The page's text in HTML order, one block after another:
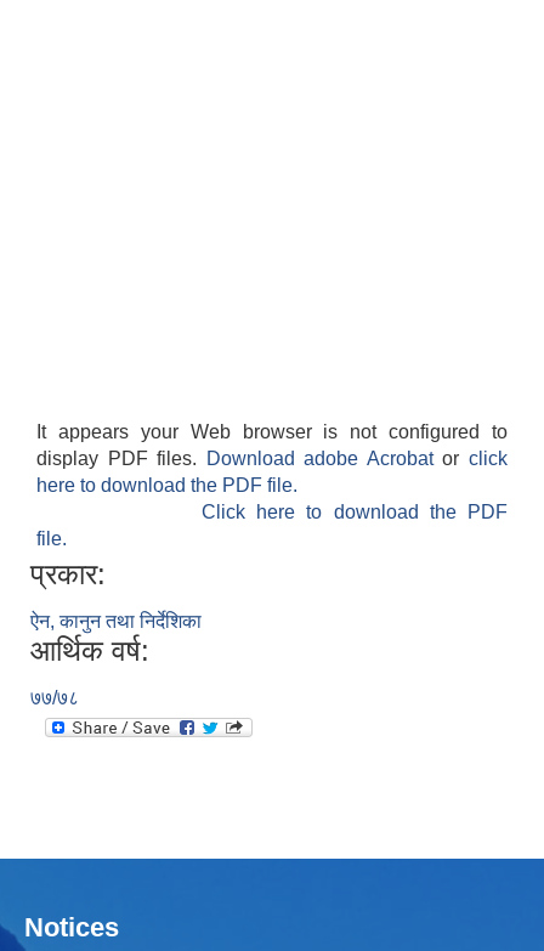
It appears your Web browser is not configured to
display PDF files.
Download adobe Acrobatorclick
here to download the PDF file.
Click here to download the PDF
file.
प्रकार:
ऐन, कानुन तथा निर्देशिका
आर्थिक वर्ष:
७७/७८
Notices